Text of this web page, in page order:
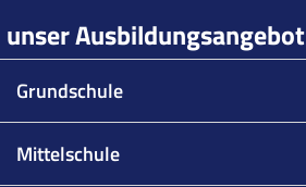
unser Ausbildungsangebot
Grundschule
Mittelschule